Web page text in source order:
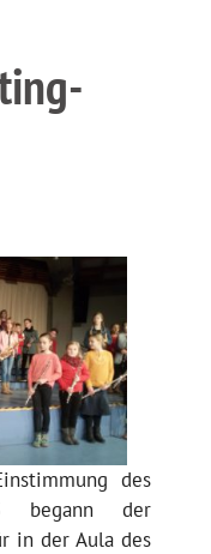
des
begann der
in der Aula des